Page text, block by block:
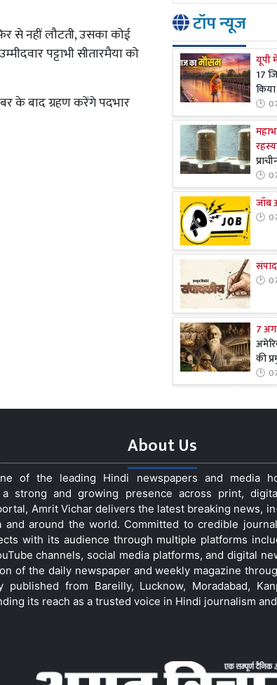
से नहीं लौटती, उसका कोई
पट्टाभी सीतारमैया को
के बाद ग्रहण करेंगे पदभार
टॉप न्यूज
यूपी
17
जॉब
7
की
About Us
of the leading Hindi newspapers and media
a strong and growing presence across print,
Amrit Vichar delivers the latest breaking news,
and around the world. Committed to credible
with its audience through multiple platforms
channels, social media platforms, and digital
of the daily newspaper and weekly magazine
from Bareilly, Lucknow, Moradabad,
its reach as a trusted voice in Hindi journalism